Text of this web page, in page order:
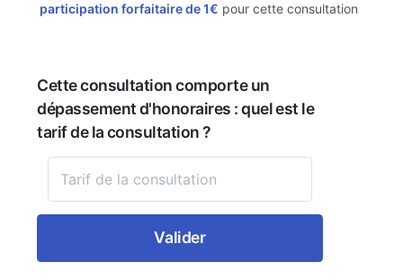
participation forfaitaire de 1€ pour cette consultation
Cette consultation comporte un
dépassement d'honoraires : quel est le
tarif de la consultation ?
Valider